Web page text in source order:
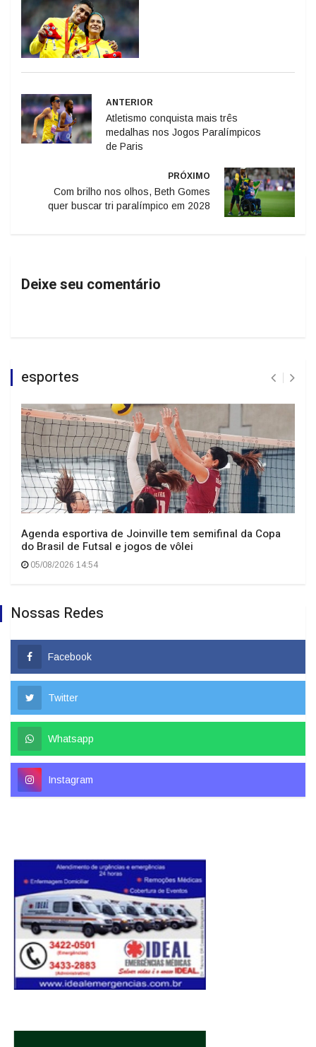
ANTERIOR
Atletismo conquista mais três
medalhas nos Jogos Paralímpicos
de Paris
PRÓXIMO
Com brilho nos olhos, Beth Gomes
quer buscar tri paralímpico em 2028
Deixe seu comentário
esportes
Agenda esportiva de Joinville tem semifinal da Copa
do Brasil de Futsal e jogos de vôlei
05/08/2026 14:54
Nossas Redes
Facebook
Twitter
Whatsapp
Instagram